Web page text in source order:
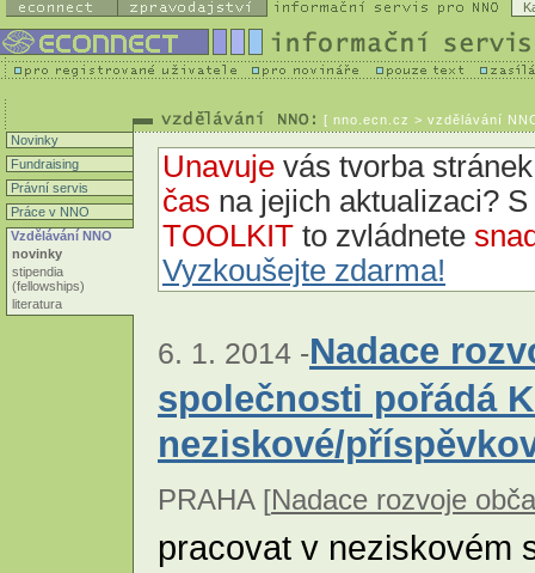
[ nno.ecn.cz > vzdělávání
Novinky
Fundraising
Právní servis
Práce v NNO
Vzdělávání NNO
novinky
stipendia
(fellowships)
literatura
Unavuje vás tvorba
čas na jejich aktualizaci? S
TOOLKIT to zvládnete
Vyzkoušejte zdarma!
6. 1. 2014 -Nadace
společnosti pořádá
neziskové/
PRAHA [Nadace rozvoje
pracovat v neziskovém